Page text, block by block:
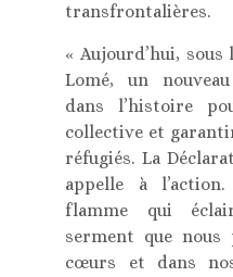
transfrontalières.
« Aujourd’hui,
Lomé, un
dans l’histoire
collective et
réfugiés. La
appelle à
flamme qui
serment que nous
cœurs et dans